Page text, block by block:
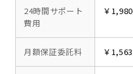
24時間サポート
費用
￥1,980
月額保証委託料 ￥1,563